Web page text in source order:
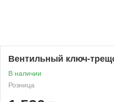
Вентильный ключ-
В наличии
Розница